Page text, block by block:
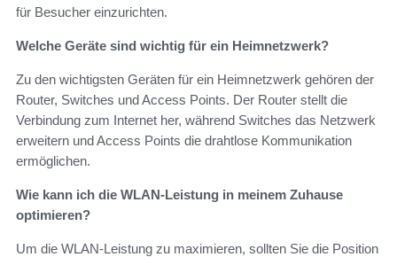
für Besucher einzurichten.
Welche Geräte sind wichtig für ein Heimnetzwerk?
Zu den wichtigsten Geräten für ein Heimnetzwerk gehören der
Router, Switches und Access Points. Der Router stellt die
Verbindung zum Internet her, während Switches das Netzwerk
erweitern und Access Points die drahtlose Kommunikation
ermöglichen.
Wie kann ich die WLAN-Leistung in meinem Zuhause
optimieren?
Um die WLAN-Leistung zu maximieren, sollten Sie die Position